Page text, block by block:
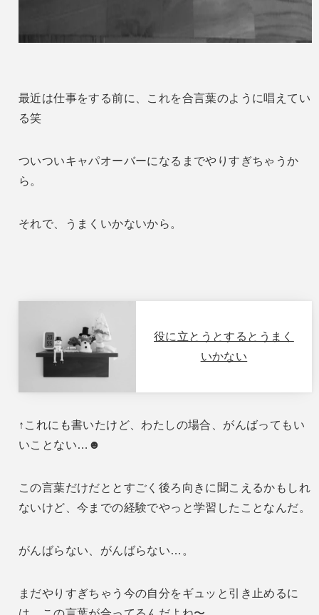
最近は仕事をする前に、これを合言葉のように唱えてい
る笑
ついついキャパオーバーになるまでやりすぎちゃうか
ら。
それで、うまくいかないから。
役に立とうとするとうまく
いかない
↑これにも書いたけど、わたしの場合、がんばってもい
いことない…☻
この言葉だけだととすごく後ろ向きに聞こえるかもしれ
ないけど、今までの経験でやっと学習したことなんだ。
がんばらない、がんばらない…。
まだやりすぎちゃう今の自分をギュッと引き止めるに